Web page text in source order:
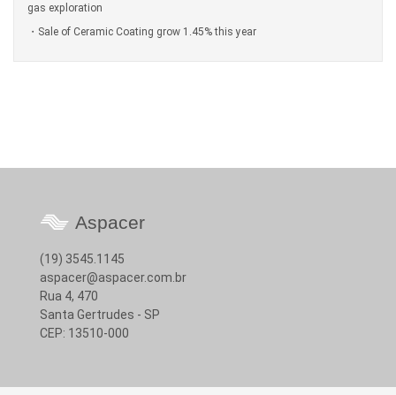
gas exploration
Sale of Ceramic Coating grow 1.45% this year
Aspacer
(19) 3545.1145
aspacer@aspacer.com.br
Rua 4, 470
Santa Gertrudes - SP
CEP: 13510-000